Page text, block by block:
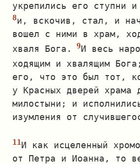
укрепились его ступни
и, вскочив, стал, и
вошел с ними в храм,
хваля Бога.
И весь
ходящим и хвалящим Бога;
его, что это был тот,
у Красных дверей храма
милостыни; и
изумления от
И как исцеленный
от Петра и Иоанна, то